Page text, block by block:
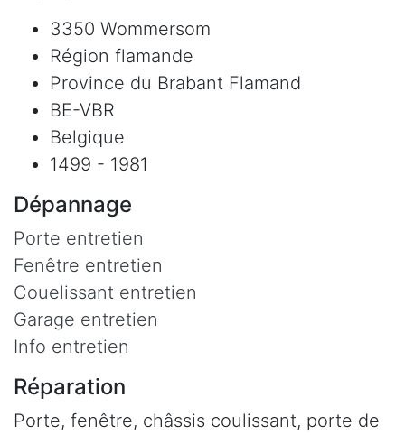
3350 Wommersom
Région flamande
Province du Brabant Flamand
BE-VBR
Belgique
1499 - 1981
Dépannage
Porte entretien
Fenêtre entretien
Couelissant entretien
Garage entretien
Info entretien
Réparation
Porte, fenêtre, châssis coulissant, porte de